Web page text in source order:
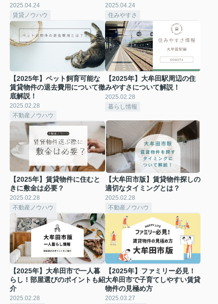
2025.04.24
賃貸ノウハウ
2025.04.24
住みやすさ
【2025年】ペット飼育可能な
賃貸物件の退去費用について徹
底解説！
2025.02.28
不動産ノウハウ
【2025年】大牟田駅周辺の住
みやすさについて解説！
2025.02.28
暮らし情報
【2025年】賃貸物件に住むと
きに敷金は必要？
2025.02.28
不動産ノウハウ
【大牟田市版】賃貸物件探しの
適切なタイミングとは？
2025.02.28
不動産ノウハウ
【2025年】大牟田市で一人暮
らし！部屋選びのポイントも紹
介
2025.02.28
【2025年】ファミリー必見！
大牟田市で子育てしやすい賃貸
物件の見極め方
2025.03.27